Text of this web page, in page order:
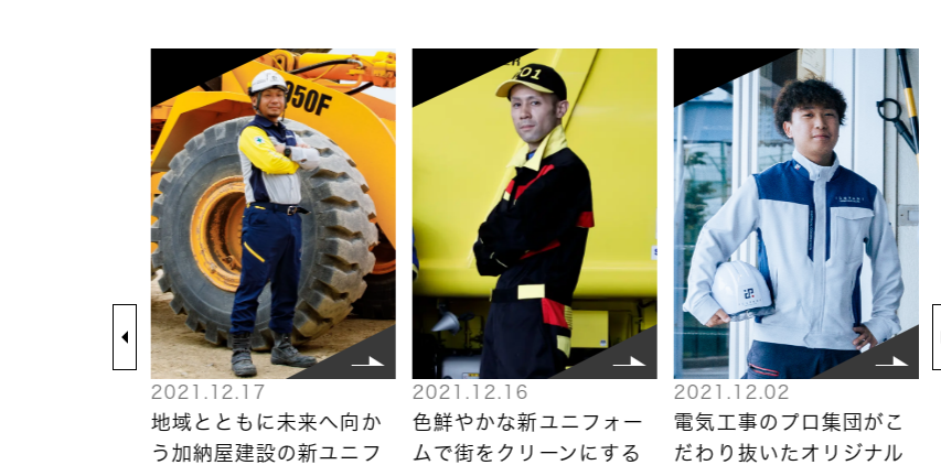
2021.12.17
地域とともに未来へ向か
う加納屋建設の新ユニフ
2021.12.16
色鮮やかな新ユニフォー
ムで街をクリーンにする
2021.12.02
電気工事のプロ集団がこ
だわり抜いたオリジナル